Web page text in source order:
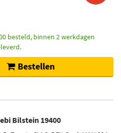
besteld, binnen 2 werkdagen
Bestellen
Bilstein 19400